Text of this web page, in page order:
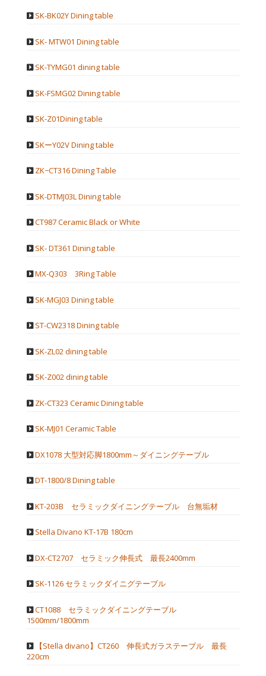
SK-BK02Y Dining table
SK- MTW01 Dining table
SK-TYMG01 dining table
SK-FSMG02 Dining table
SK-Z01Dining table
SKーY02V Dining table
ZK−CT316 Dining Table
SK-DTMJ03L Dining table
CT987 Ceramic Black or White
SK- DT361 Dining table
MX-Q303 3Ring Table
SK-MGJ03 Dining table
ST-CW2318 Dining table
SK-ZL02 dining table
SK-Z002 dining table
ZK-CT323 Ceramic Dining table
SK-MJ01 Ceramic Table
DX1078 大型対応脚1800mm～ダイニングテーブル
DT-1800/8 Dining table
KT-203B セラミックダイニングテーブル 台無垢材
Stella Divano KT-17B 180cm
DX-CT2707 セラミック伸長式 最長2400mm
SK-1126 セラミックダイニグテーブル
CT1088 セラミックダイニングテーブル
1500mm/1800mm
【Stella divano】CT260 伸長式ガラステーブル 最長
220cm